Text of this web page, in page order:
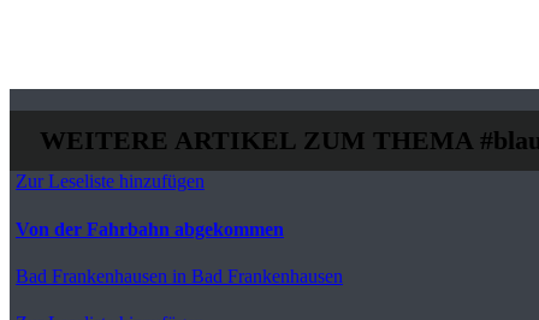
WEITERE ARTIKEL ZUM THEMA
Zur Leseliste hinzufügen
Von der Fahrbahn abgekommen
Bad Frankenhausen in Bad Frankenhausen